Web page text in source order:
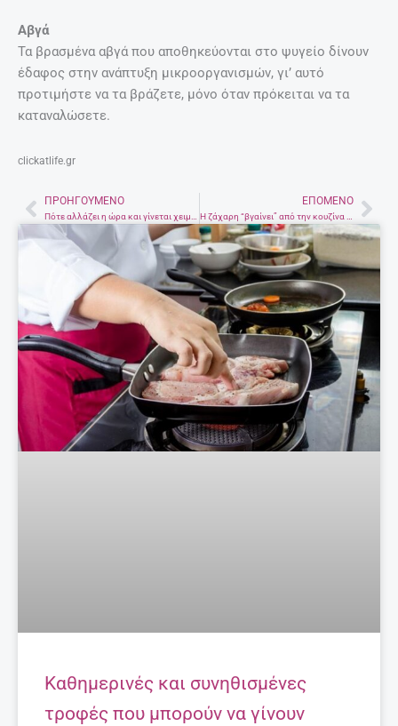
Αβγά
Τα βρασμένα αβγά που αποθηκεύονται στο ψυγείο δίνουν
έδαφος στην ανάπτυξη μικροοργανισμών, γι’ αυτό
προτιμήστε να τα βράζετε, μόνο όταν πρόκειται να τα
καταναλώσετε.
clickatlife.gr
PrevΠΡΟΗΓΟΎΜΕΝΟ
Πότε αλλάζει η ώρα και γίνεται χειμερινή
ΕΠΌΜΕΝΟ
Η ζάχαρη “βγαίνει” από την κουζίνα – Γιατρικό, καλλυντικό και χρήσιμη στον κήπο!
Καθημερινές και συνηθισμένες
τροφές που μπορούν να γίνουν